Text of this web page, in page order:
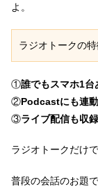
よ。
ラジオトークの
①誰でもスマホ1台
②Podcastにも連
③ライブ配信も収
ラジオトークだけで
普段の会話のお題